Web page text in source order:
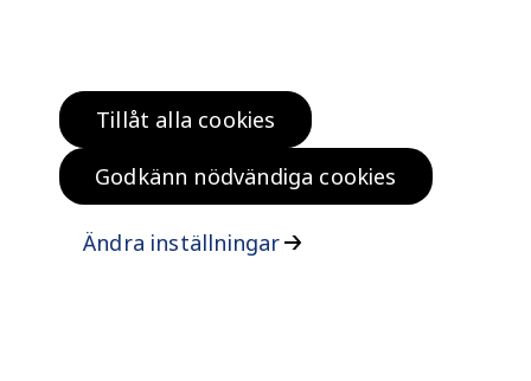
Hitta bostad
Köp klokt
Bo klokt
Om oss
Ändra inställningar
Godkänn nödvändiga cookies
Tillåt alla cookies